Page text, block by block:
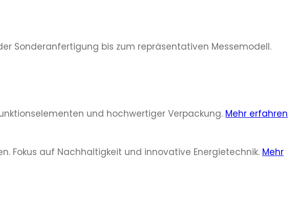
Sonderanfertigung bis zum repräsentativen Messemodell.
und hochwertiger Verpackung. Mehr erfahren
Fokus auf Nachhaltigkeit und innovative Energietechnik. Mehr